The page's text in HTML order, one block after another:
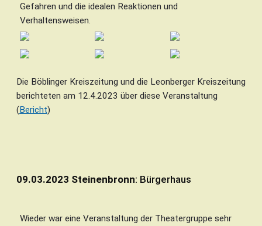
Gefahren und die idealen Reaktionen und
Verhaltensweisen.
Die Böblinger Kreiszeitung und die Leonberger Kreiszeitung
berichteten am 12.4.2023 über diese Veranstaltung
(Bericht)
09.03.2023 Steinenbronn: Bürgerhaus
Wieder war eine Veranstaltung der Theatergruppe sehr